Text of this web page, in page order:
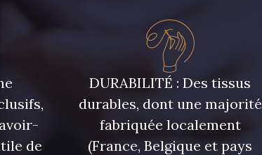
de
DURABILITÉ : Des tissus
durables, dont une majorité
fabriquée localement
(France, Belgique et pays